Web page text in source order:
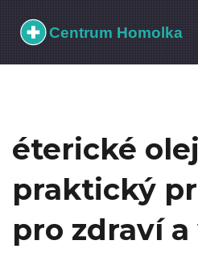
éterické
praktický
pro zdraví